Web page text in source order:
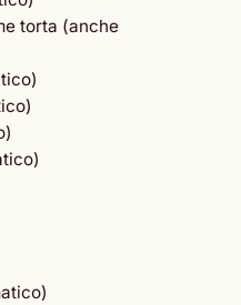
torta (anche